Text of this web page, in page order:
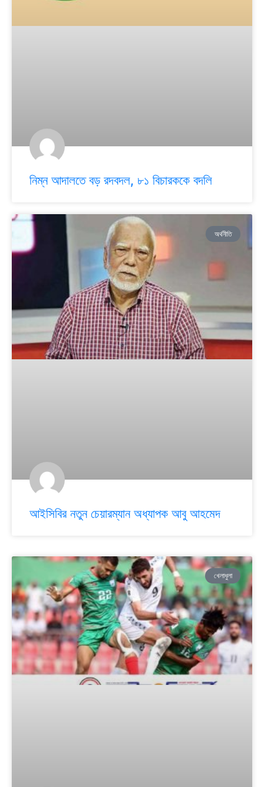
নিম্ন আদালতে বড় রদবদল, ৮১ বিচারককে বদলি
অর্থনীতি
আইসিবির নতুন চেয়ারম্যান অধ্যাপক আবু আহমেদ
খেলাধুলা